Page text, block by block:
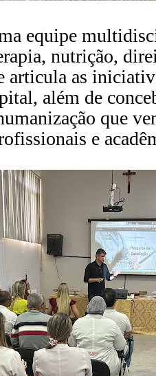
equipe
nutrição,
articula as
além de
que
e